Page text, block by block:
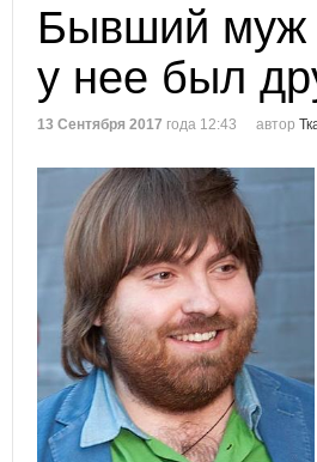
Бывший муж
у нее был
13 Сентября 2017 года 12:43 автор